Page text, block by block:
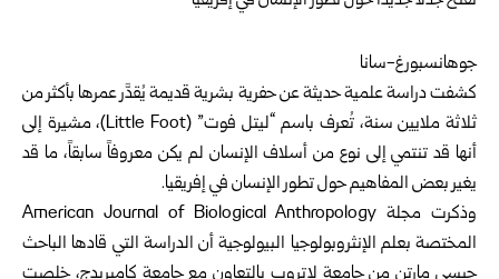
جوهانسبورغ-سانا
كشفت دراسة علمية حديثة عن حفرية بشرية قديمة يُقدَّر عمرها بأكثر من
ثلاثة ملايين سنة، تُعرف باسم “ليتل فوت” (Little Foot)، مشيرة إلى
أنها قد تنتمي إلى نوع من أسلاف الإنسان لم يكن معروفاً سابقاً، ما قد
يغير بعض المفاهيم حول تطور الإنسان في إفريقيا.
وذكرت مجلة American Journal of Biological Anthropology
المختصة بعلم الإنثروبولوجيا البيولوجية أن الدراسة التي قادها الباحث